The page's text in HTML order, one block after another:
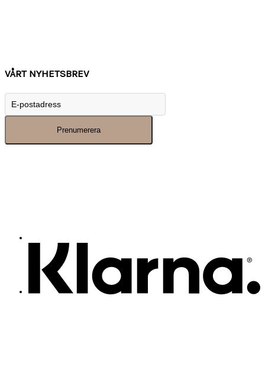
VÅRT NYHETSBREV